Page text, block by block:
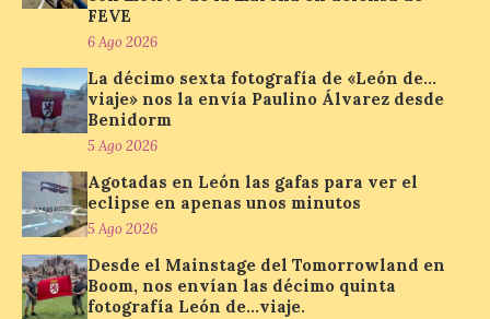
Bañeza inauguró en la tarde de este
martes 4 de agosto una nueva edición de
su tradicional Mercado Medieval, que
hasta el próximo 6 […]
Un viaje a la Antigüedad:
el Museo del Prado
propone un recorrido por
obras de su Colección de
inspiración clásica
6 Ago 2026
FEVE
6 Ago 2026
La décimo sexta fotografía de «León de…
viaje» nos la envía Paulino Álvarez desde
Benidorm
5 Ago 2026
Agotadas en León las gafas para ver el
eclipse en apenas unos minutos
5 Ago 2026
Desde el Mainstage del Tomorrowland en
Boom, nos envían las décimo quinta
fotografía León de…viaje.